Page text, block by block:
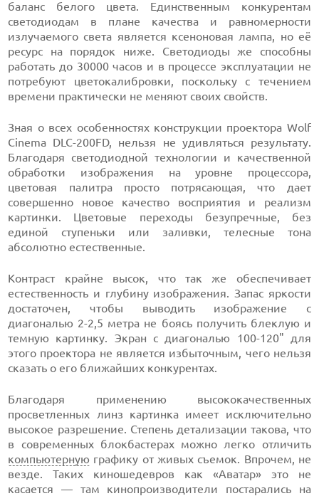
баланс белого цвета. Единственным конкурентам
светодиодам в плане качества и равномерности
излучаемого света является ксеноновая лампа, но её
ресурс на порядок ниже. Светодиоды же способны
работать до 30000 часов и в процессе эксплуатации не
потребуют цветокалибровки, поскольку с течением
времени практически не меняют своих свойств.
Зная о всех особенностях конструкции проектора Wolf
Cinema DLC-200FD, нельзя не удивляться результату.
Благодаря светодиодной технологии и качественной
обработки изображения на уровне процессора,
цветовая палитра просто потрясающая, что дает
совершенно новое качество восприятия и реализм
картинки. Цветовые переходы безупречные, без
единой ступеньки или заливки, телесные тона
абсолютно естественные.
Контраст крайне высок, что так же обеспечивает
естественность и глубину изображения. Запас яркости
достаточен, чтобы выводить изображение с
диагональю 2-2,5 метра не боясь получить блеклую и
темную картинку. Экран с диагональю 100-120" для
этого проектора не является избыточным, чего нельзя
сказать о его ближайших конкурентах.
Благодаря применению высококачественных
просветленных линз картинка имеет исключительно
высокое разрешение. Степень детализации такова, что
в современных блокбастерах можно легко отличить
компьютерную графику от живых съемок. Впрочем, не
везде. Таких киношедевров как «Аватар» это не
касается — там кинопроизводители постарались на